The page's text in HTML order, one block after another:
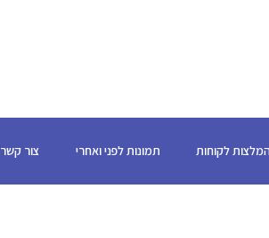
לקוחות תמונות לפני ואחרי צור קשר
אודות
המלצות לקוחות